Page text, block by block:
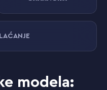
modela: